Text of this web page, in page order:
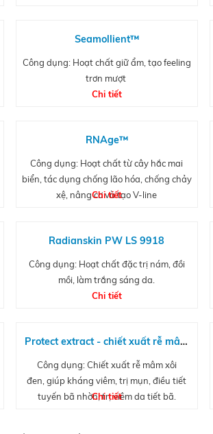
Seamollient™
Công dụng: Hoạt chất giữ ẩm, tạo feeling
trơn mượt
Chi tiết
RNAge™
Công dụng: Hoạt chất từ cây hắc mai
biển, tác dụng chống lão hóa, chống chảy
xệ, nâng cơ và tạo V-line
Chi tiết
Radianskin PW LS 9918
Công dụng: Hoạt chất đặc trị nám, đồi
mồi, làm trắng sáng da.
Chi tiết
Protect extract - chiết xuất rễ mâm
xôi đen
Công dụng: Chiết xuất rễ mâm xôi
đen, giúp kháng viêm, trị mụn, điều tiết
tuyến bã nhờn, trị viêm da tiết bã.
Chi tiết